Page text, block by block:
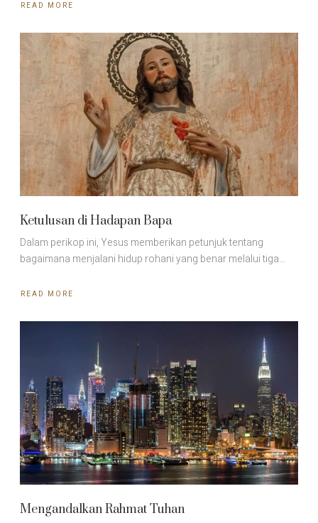
READ MORE
Ketulusan di Hadapan Bapa
Dalam perikop ini, Yesus memberikan petunjuk tentang
bagaimana menjalani hidup rohani yang benar melalui tiga…
READ MORE
Mengandalkan Rahmat Tuhan